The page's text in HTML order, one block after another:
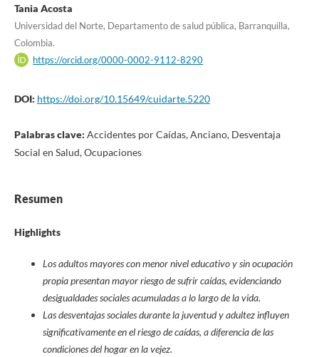
Tania Acosta
Universidad del Norte, Departamento de salud pública, Barranquilla,
Colombia.
https://orcid.org/0000-0002-9112-8290
DOI: https://doi.org/10.15649/cuidarte.5220
Palabras clave: Accidentes por Caídas, Anciano, Desventaja
Social en Salud, Ocupaciones
Resumen
Highlights
Los adultos mayores con menor nivel educativo y sin ocupación
propia presentan mayor riesgo de sufrir caídas, evidenciando
desigualdades sociales acumuladas a lo largo de la vida.
Las desventajas sociales durante la juventud y adultez influyen
significativamente en el riesgo de caídas, a diferencia de las
condiciones del hogar en la vejez.